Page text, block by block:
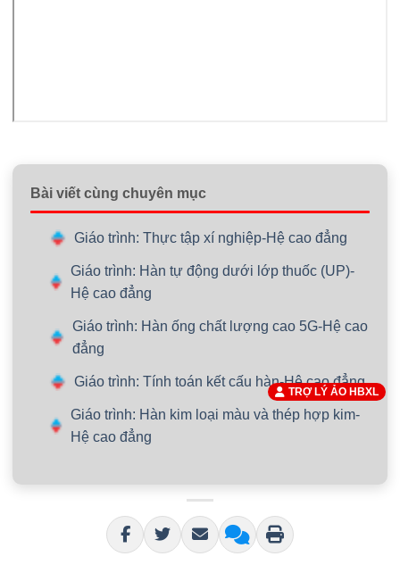
Bài viết cùng chuyên mục
Giáo trình: Thực tập xí nghiệp-Hệ cao đẳng
Giáo trình: Hàn tự động dưới lớp thuốc (UP)-
Hệ cao đẳng
Giáo trình: Hàn ống chất lượng cao 5G-Hệ cao
đẳng
Giáo trình: Tính toán kết cấu hàn-Hệ cao đẳng
Giáo trình: Hàn kim loại màu và thép hợp kim-
Hệ cao đẳng
TRỢ LÝ ẢO HBXL